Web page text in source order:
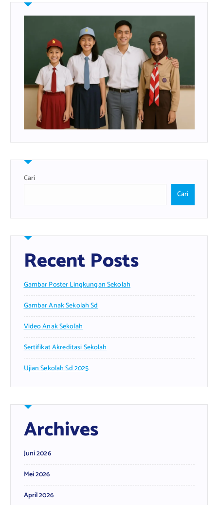
Cari
Cari
Recent Posts
Gambar Poster Lingkungan Sekolah
Gambar Anak Sekolah Sd
Video Anak Sekolah
Sertifikat Akreditasi Sekolah
Ujian Sekolah Sd 2025
Archives
Juni 2026
Mei 2026
April 2026